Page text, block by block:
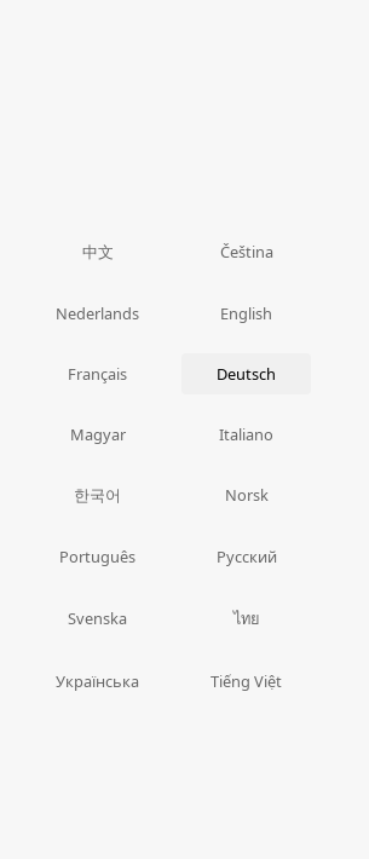
中文 Čeština
Nederlands English
Français Deutsch
Magyar Italiano
한국어 Norsk
Português Русский
Svenska ไทย
Українська Tiếng Việt